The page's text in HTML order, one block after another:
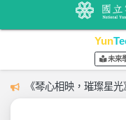
Yun
未來
《琴心相映，璀璨星